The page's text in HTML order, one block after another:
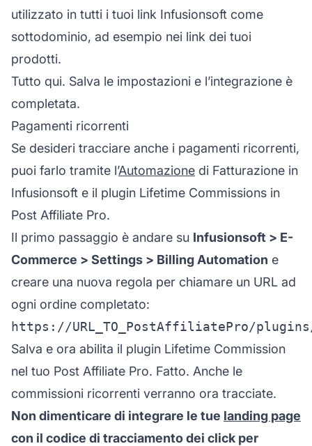
utilizzato in tutti i tuoi link Infusionsoft come
sottodominio, ad esempio nei link dei tuoi
prodotti.
Tutto qui. Salva le impostazioni e l’integrazione è
completata.
Pagamenti ricorrenti
Se desideri tracciare anche i pagamenti ricorrenti,
puoi farlo tramite l’Automazione di Fatturazione in
Infusionsoft e il plugin Lifetime Commissions in
Post Affiliate Pro.
Il primo passaggio è andare su Infusionsoft > E-
Commerce > Settings > Billing Automation e
creare una nuova regola per chiamare un URL ad
ogni ordine completato:
https://URL_TO_PostAffiliatePro/
Salva e ora abilita il plugin Lifetime Commission
nel tuo Post Affiliate Pro. Fatto. Anche le
commissioni ricorrenti verranno ora tracciate.
Non dimenticare di integrare le tue landing page
con il codice di tracciamento dei click per